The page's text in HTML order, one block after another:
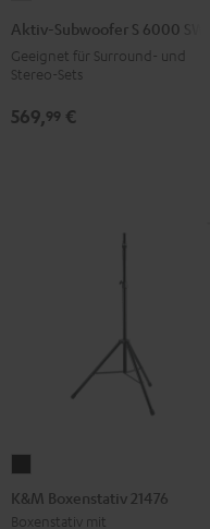
Subwoofer
6000
Schwarz
Aktiv-Subwoofer S 6000 SW
Geeignet für Surround- und
Stereo-Sets
569,99 €
Boxenstativ
21476
K&M Boxenstativ 21476
Boxenstativ mit